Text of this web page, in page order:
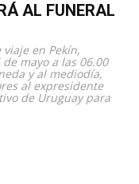
AL FUNERAL
en Pekín,
mayo a las 06.00
y al mediodía,
al expresidente
de Uruguay para